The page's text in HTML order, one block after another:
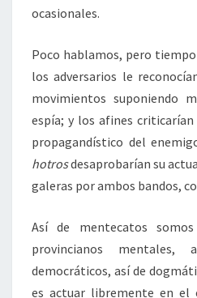
ocasionales.
Poco hablamos, pero
los adversarios le
movimientos suponiendo
espía; y los afines
propagandístico del
hotrosdesaprobarían su
galeras por ambos bandos,
Así de mentecatos
provincianos mentales,
democráticos, así de
es actuar libremente en el